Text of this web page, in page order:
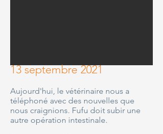
13 septembre 2021
Aujourd'hui, le vétérinaire nous a
téléphoné avec des nouvelles que
nous craignions. Fufu doit subir une
autre opération intestinale.